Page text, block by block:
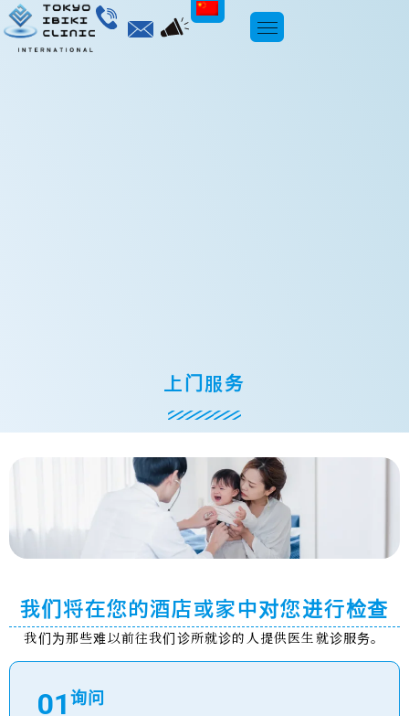
Chinese
上门服务
我们将在您的酒店或家中对您进行检查
我们为那些难以前往我们诊所就诊的人提供医生就诊服务。
01 询问